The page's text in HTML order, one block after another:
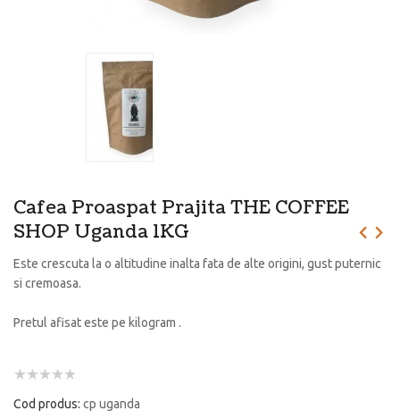
Cafea Proaspat Prajita THE COFFEE
SHOP Uganda 1KG
Este crescuta la o altitudine inalta fata de alte origini, gust puternic
si cremoasa.
Pretul afisat este pe kilogram .
Cod produs: cp uganda